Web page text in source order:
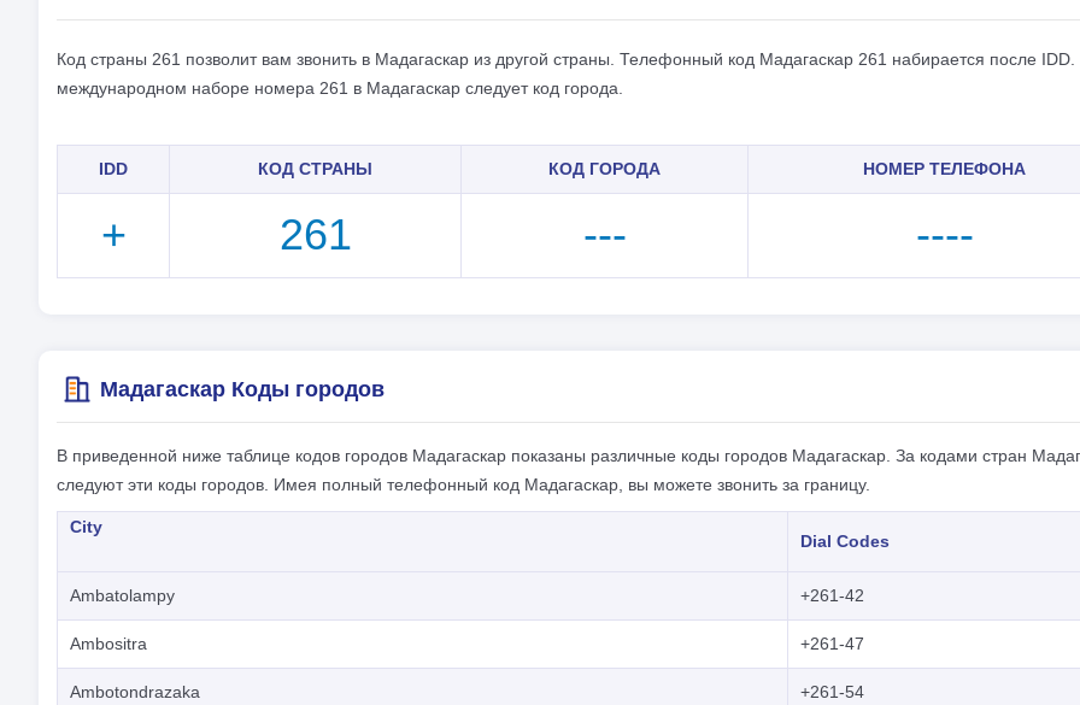
Код страны 261 позволит вам звонить в Мадагаскар из другой страны. Телефонный код Мадагаскар 261 набирается после
международном наборе номера 261 в Мадагаскар следует код города.
IDD КОД СТРАНЫ КОД ГОРОДА НОМЕР ТЕЛЕФОНА
+ 261 --- ----
Мадагаскар Коды городов
В приведенной ниже таблице кодов городов Мадагаскар показаны различные коды городов Мадагаскар. За кодами стран
следуют эти коды городов. Имея полный телефонный код Мадагаскар, вы можете звонить за границу.
City
Dial Codes
Ambatolampy +261-42
Ambositra +261-47
Ambotondrazaka +261-54